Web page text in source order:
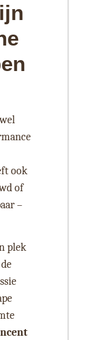
ook
of
–
plek